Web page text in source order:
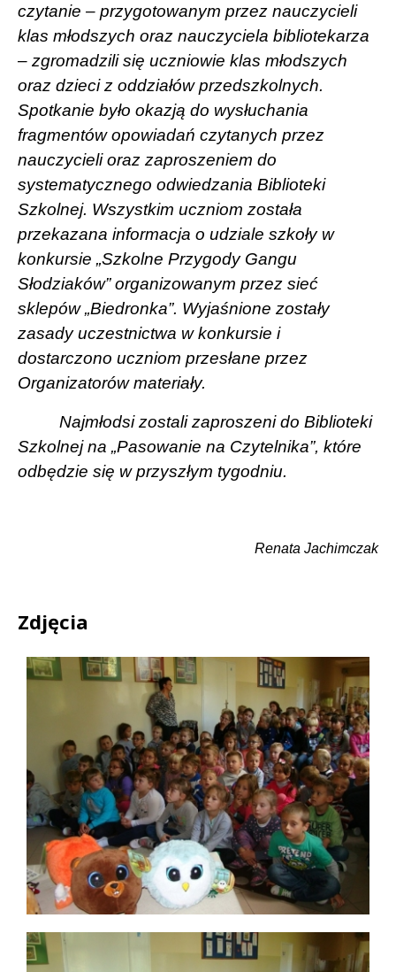
czytanie – przygotowanym przez nauczycieli
klas młodszych oraz nauczyciela bibliotekarza
– zgromadzili się uczniowie klas młodszych
oraz dzieci z oddziałów przedszkolnych.
Spotkanie było okazją do wysłuchania
fragmentów opowiadań czytanych przez
nauczycieli oraz zaproszeniem do
systematycznego odwiedzania Biblioteki
Szkolnej. Wszystkim uczniom została
przekazana informacja o udziale szkoły w
konkursie „Szkolne Przygody Gangu
Słodziaków” organizowanym przez sieć
sklepów „Biedronka”. Wyjaśnione zostały
zasady uczestnictwa w konkursie i
dostarczono uczniom przesłane przez
Organizatorów materiały.
Najmłodsi zostali zaproszeni do Biblioteki
Szkolnej na „Pasowanie na Czytelnika”, które
odbędzie się w przyszłym tygodniu.
Renata Jachimczak
Zdjęcia